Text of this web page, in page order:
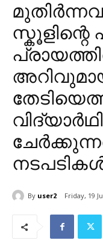
സ്കൂളിന്റെ
By user2 Friday, 19